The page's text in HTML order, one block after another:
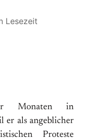
Lesezeit
Monaten in
er als angeblicher
Proteste